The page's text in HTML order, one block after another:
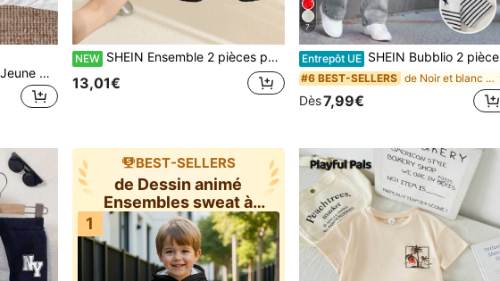
SHEIN 2 pièces/Ensemble Jeune Garçon Automne/Hiver Mignon Décontracté Sport Polyvalent Sweat-shirt-shirt à Manches Longues avec Motif de Lettres Tricoté Doublure Thermique Ensemble de Pantalon de Jogging Garçon Vêtements d'Hiver
NEW SHEIN Ensemble 2 pièces pour jeune garçon : chemise-veste à carreaux à capuche, manches longues et boutons, & pantalon décontracté
13,01€
7
Entrepôt UE SHEIN Bubblio 2 pièces/Set Jeune garçon Polo à manches courtes imprimé urbain décontracté mignon et pantalon à taille élastique, convient pour l'anniversaire, la soirée, la représentation, le mariage, la baby shower
#6 BEST-SELLERS de Noir et blanc Ensembles pour jeunes garçons
Dès7,99€
BEST-SELLERS
de Dessin animé
Ensembles sweat à
capuche et sweat
1